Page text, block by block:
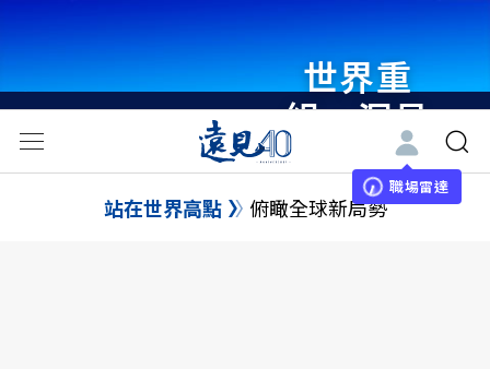
世界重
組・洞見
未來 與
世界領袖
職場雷達
站在世界高點 俯瞰全球新局勢